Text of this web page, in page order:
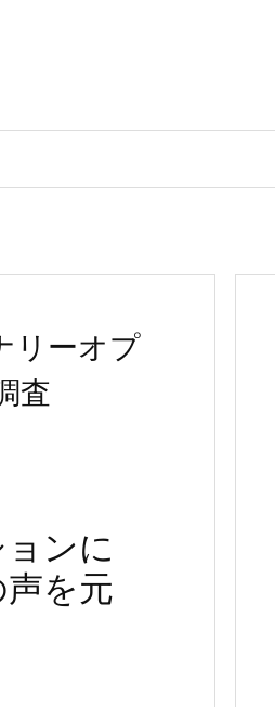
リーオプ
査
ンに
を元